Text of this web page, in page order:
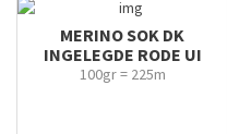
MERINO SOK DK
INGELEGDE RODE UI
100gr = 225m